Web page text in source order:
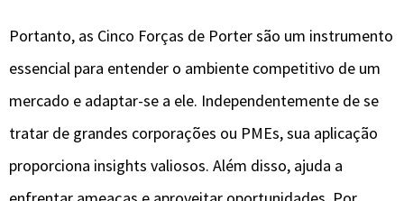
Portanto, as Cinco Forças de Porter são um instrumento
essencial para entender o ambiente competitivo de um
mercado e adaptar-se a ele. Independentemente de se
tratar de grandes corporações ou PMEs, sua aplicação
proporciona insights valiosos. Além disso, ajuda a